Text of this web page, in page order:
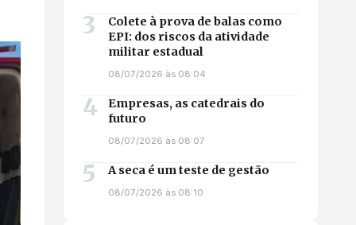
3
Colete à prova de balas como
EPI: dos riscos da atividade
militar estadual
08/07/2026 às 08:04
4
Empresas, as catedrais do
futuro
08/07/2026 às 08:07
5 A seca é um teste de gestão
08/07/2026 às 08:10